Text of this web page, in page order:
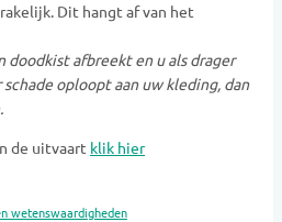
Dit hangt af van het
doodkist afbreekt en u als drager
oploopt aan uw kleding, dan
de uitvaart klik hier
wetenswaardigheden